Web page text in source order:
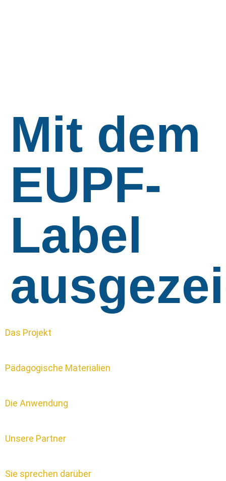
Mit dem
EUPF-
Label
Das Projekt
Pädagogische Materialien
Die Anwendung
Unsere Partner
Sie sprechen darüber